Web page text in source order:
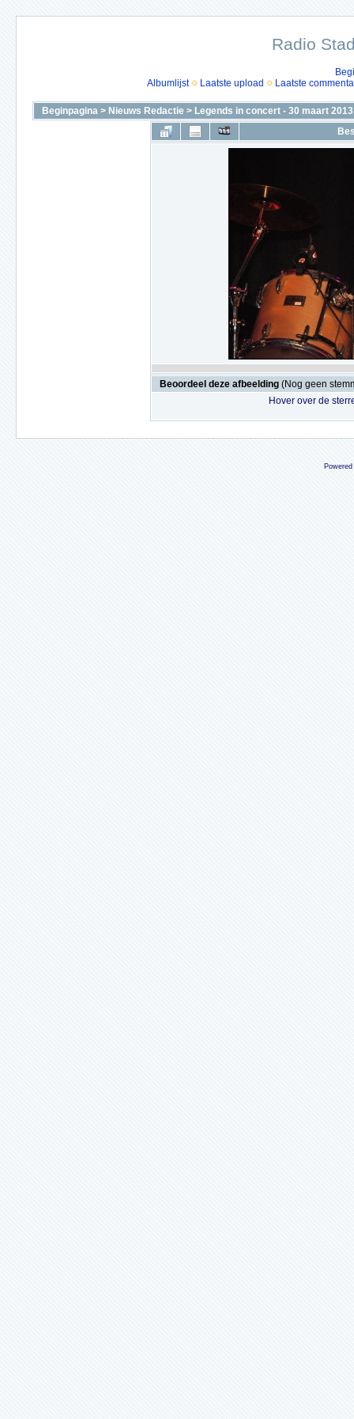
Radio
Albumlijst
Laatste upload Laatste
Beginpagina > Nieuws Redactie > Legends in concert - 30 maart 2013
Beoordeel deze afbeelding (Nog geen
Hover over de